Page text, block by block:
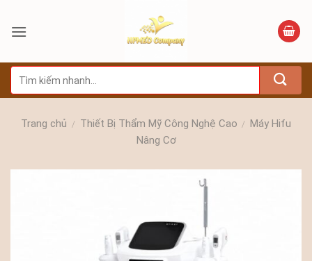
qua
dung
kiếm:
Trang chủ / Thiết Bị Thẩm Mỹ Công Nghệ Cao / Máy Hifu
Nâng Cơ